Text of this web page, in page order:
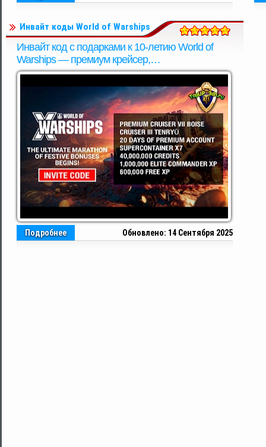
Инвайт коды World of Warships
Инвайт код с подарками к 10-летию World of
Warships — премиум крейсер,
суперконтейнеры.
Обновлено: 14 Сентября 2025
Подробнее